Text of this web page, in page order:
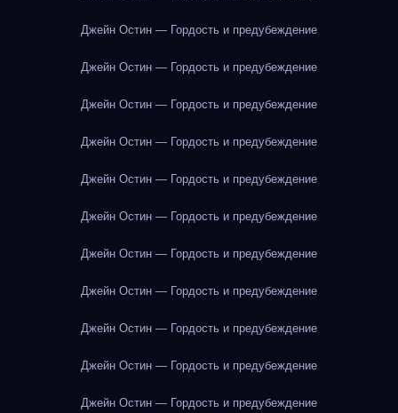
Джейн Остин — Гордость и предубеждение
Джейн Остин — Гордость и предубеждение
Джейн Остин — Гордость и предубеждение
Джейн Остин — Гордость и предубеждение
Джейн Остин — Гордость и предубеждение
Джейн Остин — Гордость и предубеждение
Джейн Остин — Гордость и предубеждение
Джейн Остин — Гордость и предубеждение
Джейн Остин — Гордость и предубеждение
Джейн Остин — Гордость и предубеждение
Джейн Остин — Гордость и предубеждение